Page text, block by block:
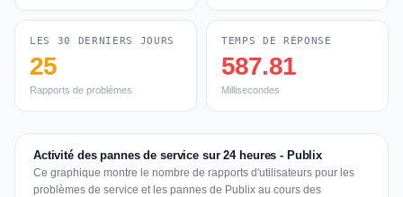
LES 30 DERNIERS JOURS
25
Rapports de problèmes
TEMPS DE RÉPONSE
587.81
Millisecondes
Activité des pannes de service sur 24 heures - Publix
Ce graphique montre le nombre de rapports d'utilisateurs pour les
problèmes de service et les pannes de Publix au cours des